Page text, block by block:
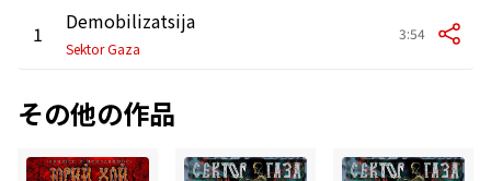
1 Demobilizatsija
Sektor Gaza
3:54
その他の作品